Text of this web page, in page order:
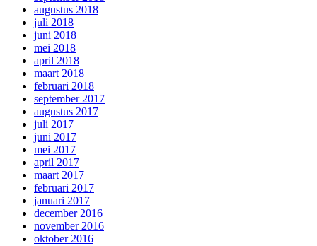
augustus 2018
juli 2018
juni 2018
mei 2018
april 2018
maart 2018
februari 2018
september 2017
augustus 2017
juli 2017
juni 2017
mei 2017
april 2017
maart 2017
februari 2017
januari 2017
december 2016
november 2016
oktober 2016